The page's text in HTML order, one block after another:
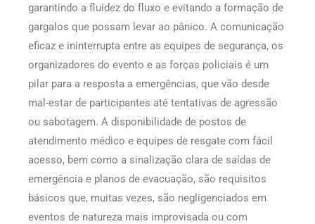
garantindo a fluidez do fluxo e evitando a formação de
gargalos que possam levar ao pânico. A comunicação
eficaz e ininterrupta entre as equipes de segurança, os
organizadores do evento e as forças policiais é um
pilar para a resposta a emergências, que vão desde
mal-estar de participantes até tentativas de agressão
ou sabotagem. A disponibilidade de postos de
atendimento médico e equipes de resgate com fácil
acesso, bem como a sinalização clara de saídas de
emergência e planos de evacuação, são requisitos
básicos que, muitas vezes, são negligenciados em
eventos de natureza mais improvisada ou com